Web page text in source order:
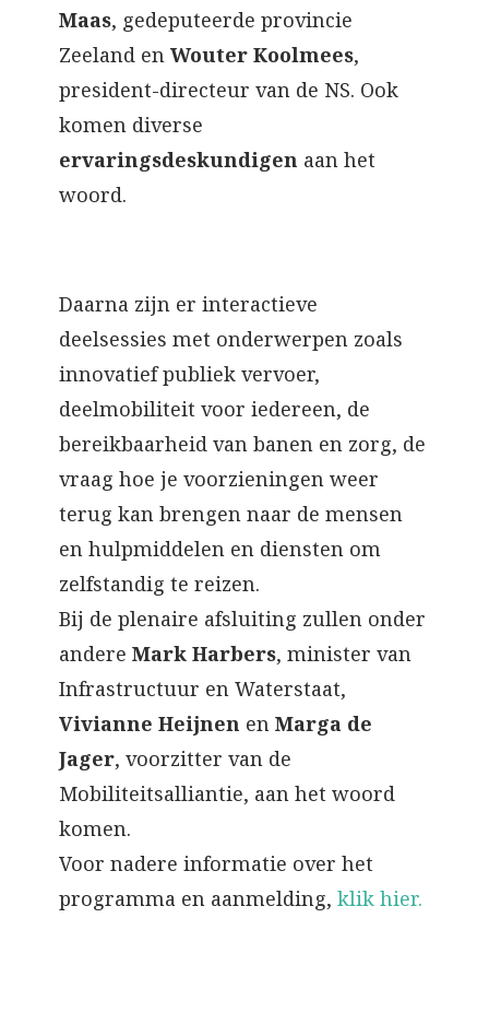
Maas, gedeputeerde provincie
Zeeland en Wouter Koolmees,
president-directeur van de NS. Ook
komen diverse
ervaringsdeskundigen aan het
woord.
Daarna zijn er interactieve
deelsessies met onderwerpen zoals
innovatief publiek vervoer,
deelmobiliteit voor iedereen, de
bereikbaarheid van banen en zorg, de
vraag hoe je voorzieningen weer
terug kan brengen naar de mensen
en hulpmiddelen en diensten om
zelfstandig te reizen.
Bij de plenaire afsluiting zullen onder
andere Mark Harbers, minister van
Infrastructuur en Waterstaat,
Vivianne Heijnen en Marga de
Jager, voorzitter van de
Mobiliteitsalliantie, aan het woord
komen.
Voor nadere informatie over het
programma en aanmelding, klik hier.